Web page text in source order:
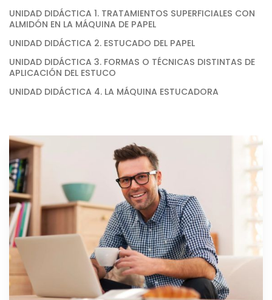
UNIDAD DIDÁCTICA 1. TRATAMIENTOS SUPERFICIALES CON
ALMIDÓN EN LA MÁQUINA DE PAPEL
UNIDAD DIDÁCTICA 2. ESTUCADO DEL PAPEL
UNIDAD DIDÁCTICA 3. FORMAS O TÉCNICAS DISTINTAS DE
APLICACIÓN DEL ESTUCO
UNIDAD DIDÁCTICA 4. LA MÁQUINA ESTUCADORA